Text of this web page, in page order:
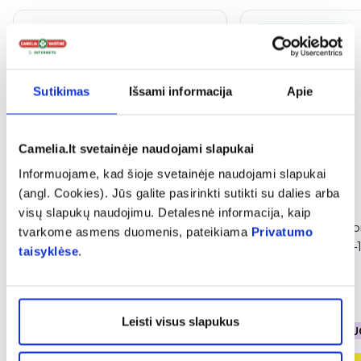
Sutikimas Išsami informacija Apie
Camelia.lt svetainėje naudojami slapukai
Informuojame, kad šioje svetainėje naudojami slapukai
(angl. Cookies). Jūs galite pasirinkti sutikti su dalies arba
visų slapukų naudojimu. Detalesnė informacija, kaip
tvarkome asmens duomenis, pateikiama Privatumo
taisyklėse.
Leisti visus slapukus
INGENCARE kompresinis
inhaliatorius VP-D2, 1 vnt.
68,89 €
% PAPILDOMA NUOLAIDA
Tik internete
Naujiena
B.WELL
inhaliatorius
46,39 €
% PAPILDOMA